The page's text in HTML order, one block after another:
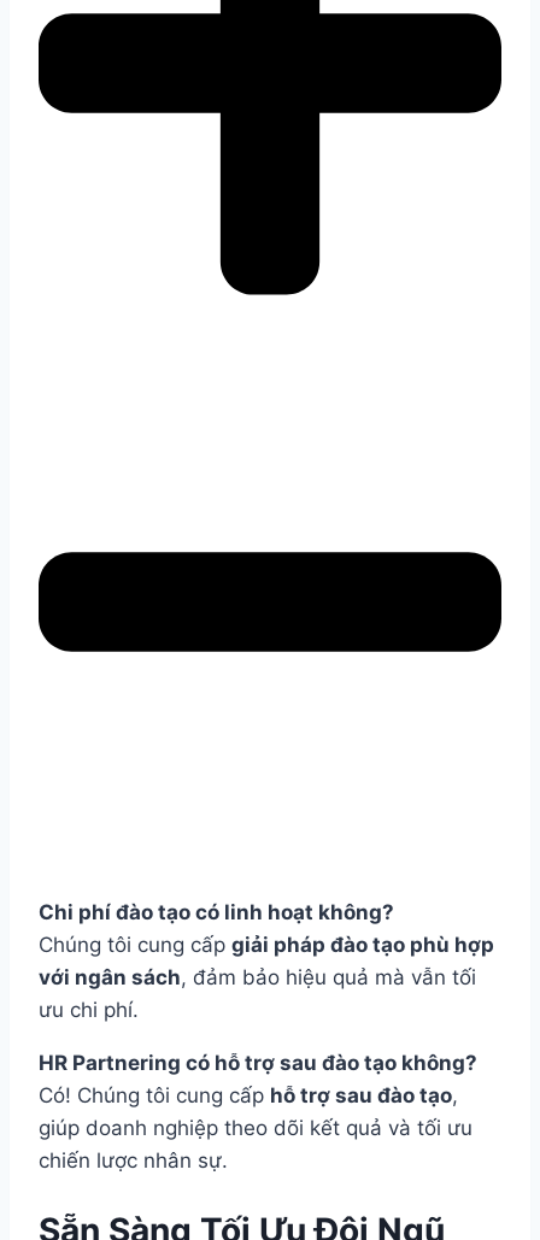
Chi phí đào tạo có linh hoạt không?
Chúng tôi cung cấp giải pháp đào tạo phù hợp
với ngân sách, đảm bảo hiệu quả mà vẫn tối
ưu chi phí.
HR Partnering có hỗ trợ sau đào tạo không?
Có! Chúng tôi cung cấp hỗ trợ sau đào tạo,
giúp doanh nghiệp theo dõi kết quả và tối ưu
chiến lược nhân sự.
Sẵn Sàng Tối Ưu Đội Ngũ